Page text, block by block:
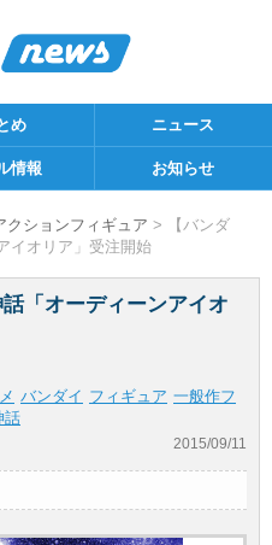
め ニュース
情報 お知らせ
クションフィギュア > 【バンダ
イオリア」受注開始
「オーディーンアイオ
バンダイ フィギュア 一般作フ
話
2015/09/11